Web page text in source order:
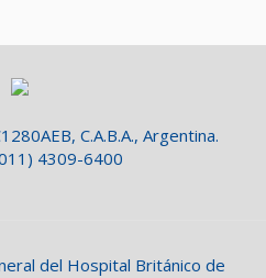
C.A.B.A., Argentina.
4309-6400
del Hospital Británico de